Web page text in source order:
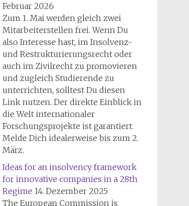
Februar 2026
Zum 1. Mai werden gleich zwei
Mitarbeiterstellen frei. Wenn Du
also Interesse hast, im Insolvenz-
und Restrukturierungsrecht oder
auch im Zivilrecht zu promovieren
und zugleich Studierende zu
unterrichten, solltest Du diesen
Link nutzen. Der direkte Einblick in
die Welt internationaler
Forschungsprojekte ist garantiert.
Melde Dich idealerweise bis zum 2.
März.
Ideas for an insolvency framework
for innovative companies in a 28th
Regime 14. Dezember 2025
The European Commission is